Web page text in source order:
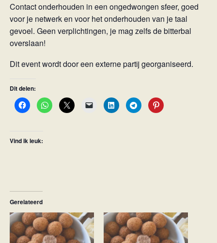
Contact onderhouden in een ongedwongen sfeer, goed
voor je netwerk en voor het onderhouden van je taal
gevoel. Geen verplichtingen, je mag zelfs de bitterbal
overslaan!
Dit event wordt door een externe partij georganiseerd.
Dit delen:
Vind ik leuk:
Gerelateerd